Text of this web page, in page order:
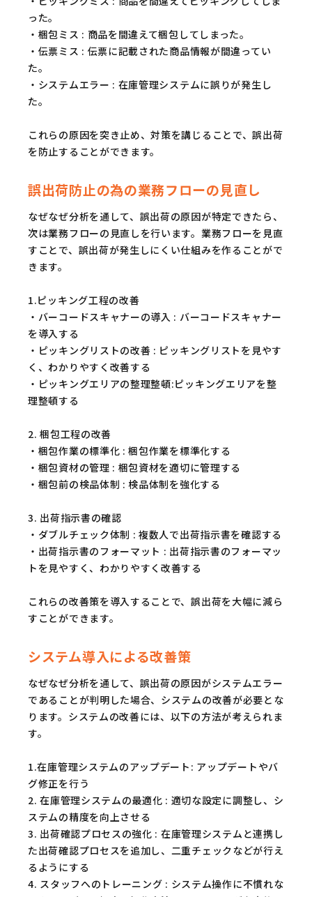
った。
・梱包ミス : 商品を間違えて梱包してしまった。
・伝票ミス : 伝票に記載された商品情報が間違ってい
た。
・システムエラー : 在庫管理システムに誤りが発生し
た。
これらの原因を突き止め、対策を講じることで、誤出荷
を防止することができます。
誤出荷防止の為の業務フローの見直し
なぜなぜ分析を通して、誤出荷の原因が特定できたら、
次は業務フローの見直しを行います。業務フローを見直
すことで、誤出荷が発生しにくい仕組みを作ることがで
きます。
1.ピッキング工程の改善
・バーコードスキャナーの導入 : バーコードスキャナー
を導入する
・ピッキングリストの改善 : ピッキングリストを見やす
く、わかりやすく改善する
・ピッキングエリアの整理整頓:ピッキングエリアを整
理整頓する
2. 梱包工程の改善
・梱包作業の標準化 : 梱包作業を標準化する
・梱包資材の管理 : 梱包資材を適切に管理する
・梱包前の検品体制 : 検品体制を強化する
3. 出荷指示書の確認
・ダブルチェック体制 : 複数人で出荷指示書を確認する
・出荷指示書のフォーマット : 出荷指示書のフォーマッ
トを見やすく、わかりやすく改善する
これらの改善策を導入することで、誤出荷を大幅に減ら
すことができます。
システム導入による改善策
なぜなぜ分析を通して、誤出荷の原因がシステムエラー
であることが判明した場合、システムの改善が必要とな
ります。システムの改善には、以下の方法が考えられま
す。
1.在庫管理システムのアップデート: アップデートやバ
グ修正を行う
2. 在庫管理システムの最適化 : 適切な設定に調整し、シ
ステムの精度を向上させる
3. 出荷確認プロセスの強化 : 在庫管理システムと連携し
た出荷確認プロセスを追加し、二重チェックなどが行え
るようにする
4. スタッフへのトレーニング : システム操作に不慣れな